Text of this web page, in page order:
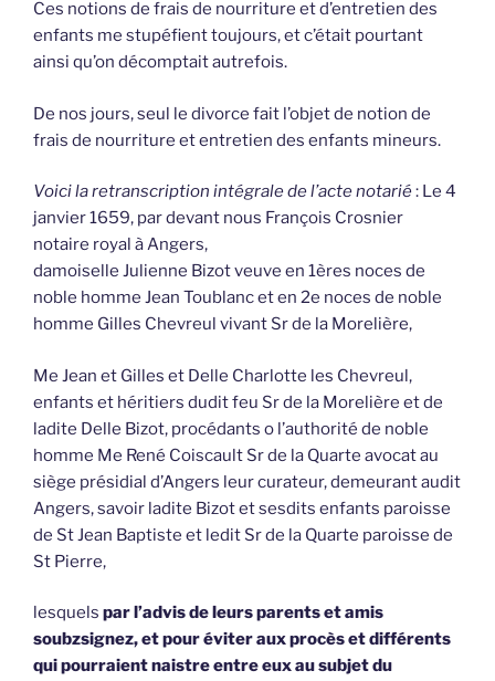
Ces notions de frais de nourriture et d’entretien des
enfants me stupéfient toujours, et c’était pourtant
ainsi qu’on décomptait autrefois.
De nos jours, seul le divorce fait l’objet de notion de
frais de nourriture et entretien des enfants mineurs.
Voici la retranscription intégrale de l’acte notarié: Le 4
janvier 1659, par devant nous François Crosnier
notaire royal à Angers,
damoiselle Julienne Bizot veuve en 1ères noces de
noble homme Jean Toublanc et en 2e noces de noble
homme Gilles Chevreul vivant Sr de la Morelière,
Me Jean et Gilles et Delle Charlotte les Chevreul,
enfants et héritiers dudit feu Sr de la Morelière et de
ladite Delle Bizot, procédants o l’authorité de noble
homme Me René Coiscault Sr de la Quarte avocat au
siège présidial d’Angers leur curateur, demeurant audit
Angers, savoir ladite Bizot et sesdits enfants paroisse
de St Jean Baptiste et ledit Sr de la Quarte paroisse de
St Pierre,
lesquels par l’advis de leurs parents et amis
soubzsignez, et pour éviter aux procès et différents
qui pourraient naistre entre eux au subjet du